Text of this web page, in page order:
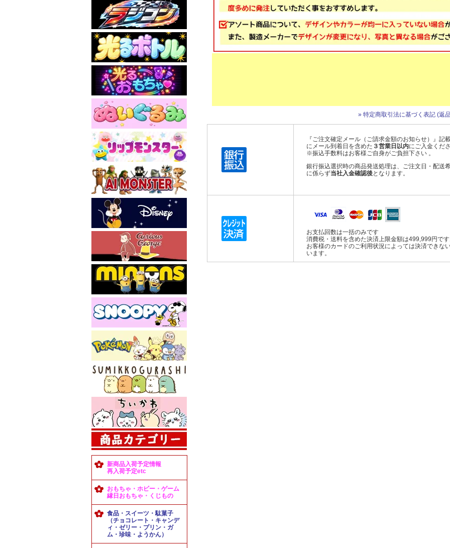
新商品入荷予定情報
再入荷予定etc
おもちゃ・ホビー・ゲーム
縁日おもちゃ・くじもの
食品・スイーツ・駄菓子
（チョコレート・キャンデ
ィ・ゼリー・プリン・ガ
ム・珍味・ようかん）
» 特定商取引法に基づく表記 (返
『ご注文確定メール（ご請求金額のお知らせ）』記
にメール到着日を含めた ３営業日以内にご入金くだ
※振込手数料はお客様ご自身がご負担下さい 。
銀行振込選択時の商品発送処理は、ご注文日・配送
に係らず当社入金確認後となります。
お支払回数は一括のみです
消費税・送料を含めた決済上限金額は499,999円です
お客様のカードのご利用状況によっては決済できな
います。